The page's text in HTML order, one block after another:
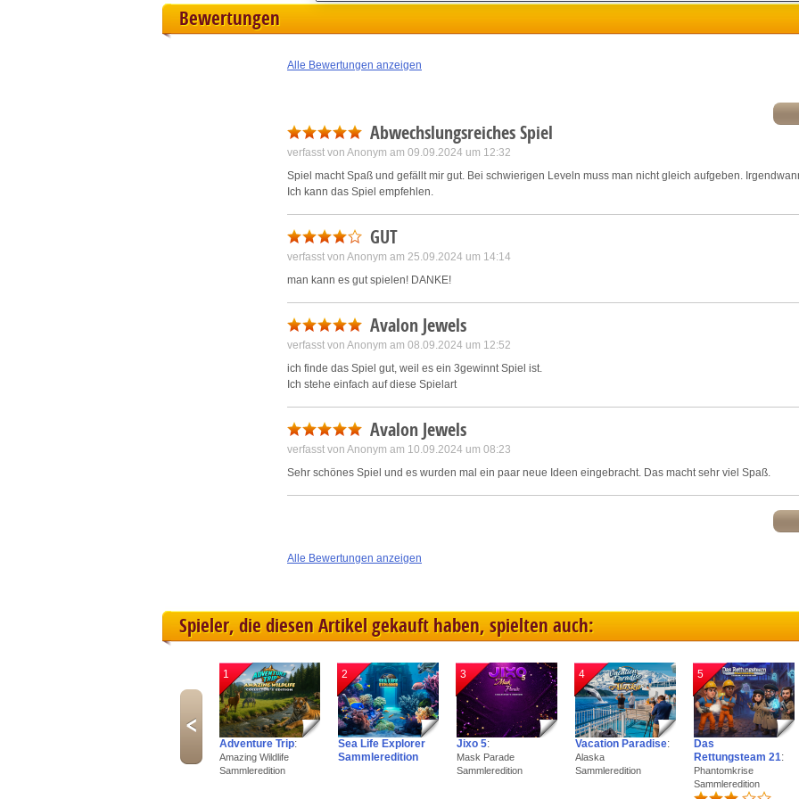
Bewertungen
Alle Bewertungen anzeigen
Abwechslungsreiches Spiel
verfasst von Anonym am 09.09.2024 um 12:32
Spiel macht Spaß und gefällt mir gut. Bei schwierigen Leveln muss man nicht gleich aufgeben.
Ich kann das Spiel empfehlen.
GUT
verfasst von Anonym am 25.09.2024 um 14:14
man kann es gut spielen! DANKE!
Avalon Jewels
verfasst von Anonym am 08.09.2024 um 12:52
ich finde das Spiel gut, weil es ein 3gewinnt Spiel ist.
Ich stehe einfach auf diese Spielart
Avalon Jewels
verfasst von Anonym am 10.09.2024 um 08:23
Sehr schönes Spiel und es wurden mal ein paar neue Ideen eingebracht. Das macht sehr viel Spaß.
Alle Bewertungen anzeigen
Spieler, die diesen Artikel gekauft haben, spielten auch:
1
Adventure Trip:
Amazing Wildlife
Sammleredition
2
Sea Life Explorer
Sammleredition
3
Jixo 5:
Mask Parade
Sammleredition
4
Vacation Paradise:
Alaska
Sammleredition
5
Das
Rettungsteam 21:
Phantomkrise
Sammleredition
Save and communicate privacy choices
Show Purposes